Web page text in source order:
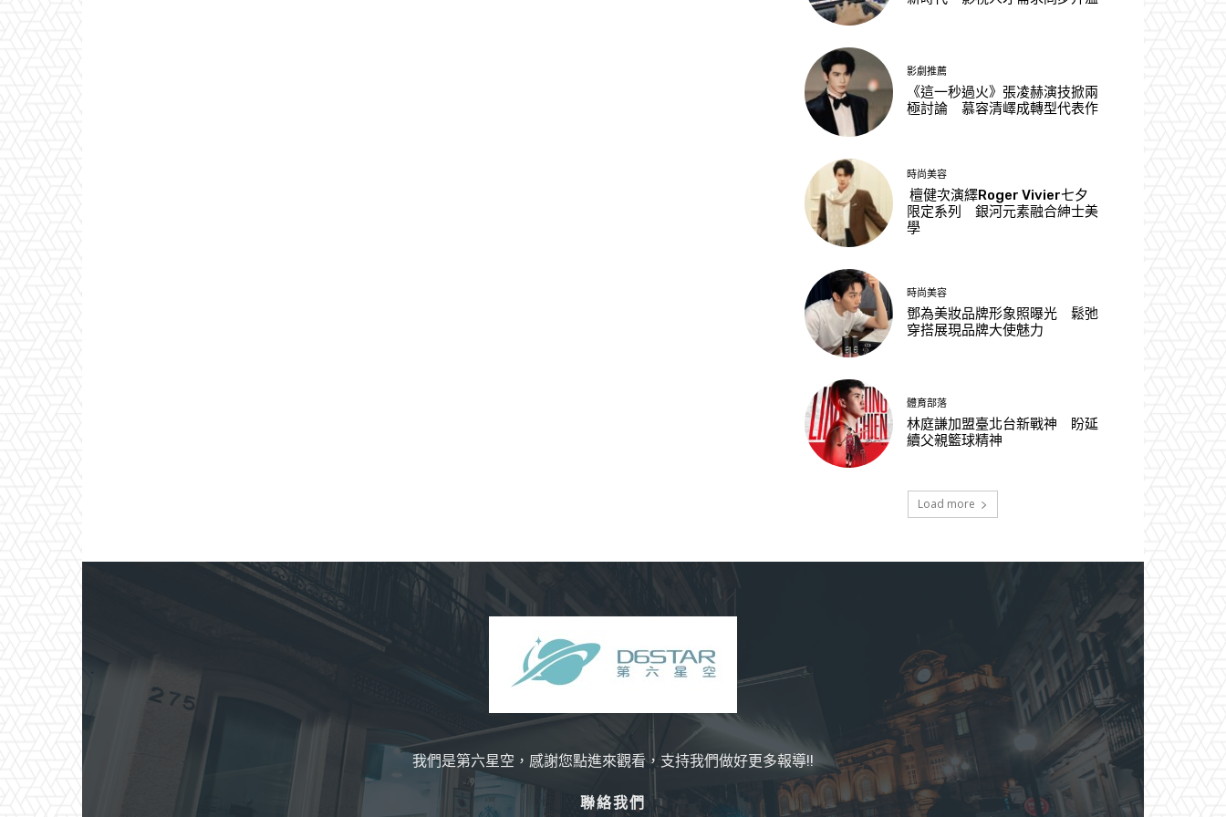
影劇推薦
《這一秒過火》張凌赫演技掀兩
極討論 慕容清嶧成轉型代表作
時尚美容
檀健次演繹Roger Vivier七夕
限定系列 銀河元素融合紳士美
學
時尚美容
鄧為美妝品牌形象照曝光 鬆弛
穿搭展現品牌大使魅力
體育部落
林庭謙加盟臺北台新戰神 盼延
續父親籃球精神
Load more
我們是第六星空，感謝您點進來觀看，支持我們做好更多報導!!
聯絡我們